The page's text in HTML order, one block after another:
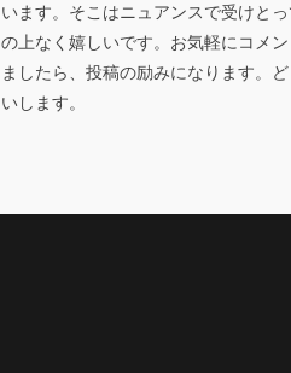
います。そこはニュアンスで受けと
の上なく嬉しいです。お気軽にコメ
ましたら、投稿の励みになります。
いします。